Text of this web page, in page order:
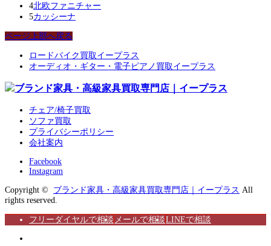
4北欧ファニチャー
5カッシーナ
ページ上部へ戻る
ロードバイク買取イープラス
オーディオ・ギター・電子ピアノ買取イープラス
チェア/椅子買取
ソファ買取
プライバシーポリシー
会社案内
Facebook
Instagram
Copyright © ブランド家具・高級家具買取専門店｜イープラス All
rights reserved.
フリーダイヤルで相談 メールで相談LINEで相談